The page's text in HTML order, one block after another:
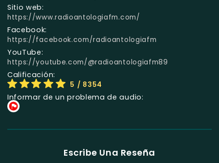
Sitio web:
https://www.radioantologiafm.com/
Facebook:
https://facebook.com/radioantologiafm
YouTube:
https://youtube.com/@radioantologiafm89
Calificación:
5 / 8354
Informar de un problema de audio:
Escribe Una Reseña